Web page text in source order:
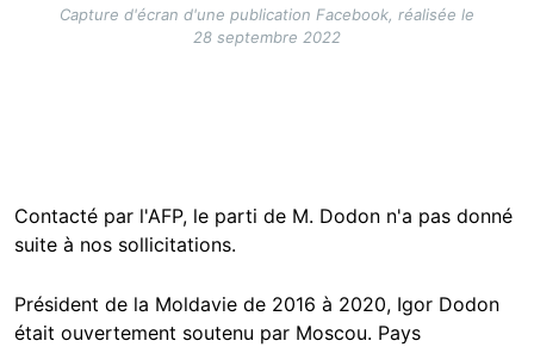
Capture d'écran d'une publication Facebook, réalisée le
28 septembre 2022
Contacté par l'AFP, le parti de M. Dodon n'a pas donné
suite à nos sollicitations.
Président de la Moldavie de 2016 à 2020, Igor Dodon
était ouvertement soutenu par Moscou. Pays